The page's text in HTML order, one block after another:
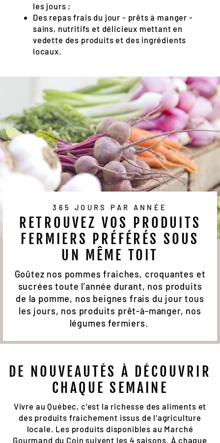
les jours ;
Des repas frais du jour - prêts à manger -
sains, nutritifs et délicieux mettant en
vedette des produits et des ingrédients
locaux.
365 JOURS PAR ANNÉE
RETROUVEZ VOS PRODUITS
FERMIERS PRÉFÉRÉS SOUS
UN MÊME TOIT
Goûtez nos pommes fraiches, croquantes et
sucrées toute l’année durant, nos produits
de la pomme, nos beignes frais du jour tous
les jours, nos produits prêt-à-manger, nos
légumes fermiers.
DE NOUVEAUTÉS À DÉCOUVRIR
CHAQUE SEMAINE
Vivre au Québec, c’est la richesse des aliments et
des produits fraichement issus de l’agriculture
locale. Les produits disponibles au Marché
Gourmand du Coin suivent les 4 saisons. À chaque